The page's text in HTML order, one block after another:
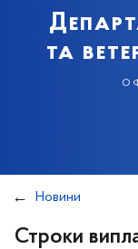
та
Новини
Строки